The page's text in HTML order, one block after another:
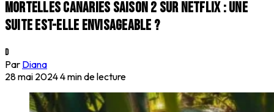
Mortelles Canaries saison 2 sur Netflix : une
suite est-elle envisageable ?
D
Par Diana
28 mai 20244 min de lecture